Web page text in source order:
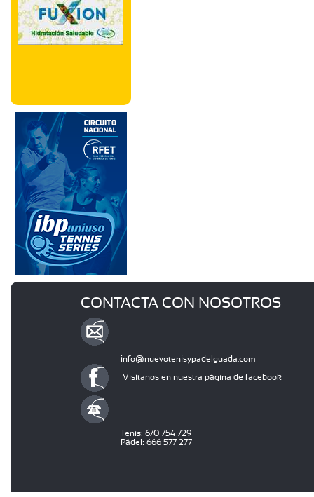
CONTACTA CON NOSOTROS
info@nuevotenisypadelguada.com
Visítanos en nuestra página de facebook
Tenis: 670 754 729
Pádel: 666 577 277